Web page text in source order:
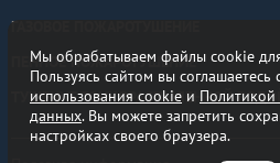
ГАЗОВОЕ ПОЖАРОТУШЕНИЕ
ПЕННОЕ ПОЖАРОТУШЕНИЕ
ТУШЕНИЕ ТОНКОРАСПЫЛЕННОЙ
Мы обрабатываем файлы cookie
Пользуясь сайтом вы соглашаетесь
использования cookie и Политикой
данных. Вы можете запретить
настройках своего браузера.